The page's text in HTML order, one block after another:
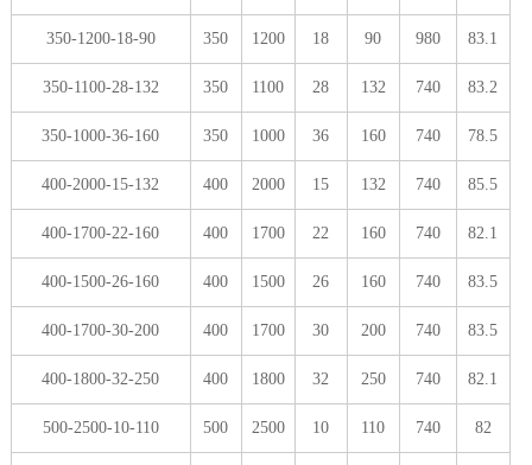
350-1200-18-90 350 1200 18 90 980 83.1
350-1100-28-132 350 1100 28 132 740 83.2
350-1000-36-160 350 1000 36 160 740 78.5
400-2000-15-132 400 2000 15 132 740 85.5
400-1700-22-160 400 1700 22 160 740 82.1
400-1500-26-160 400 1500 26 160 740 83.5
400-1700-30-200 400 1700 30 200 740 83.5
400-1800-32-250 400 1800 32 250 740 82.1
500-2500-10-110 500 2500 10 110 740 82